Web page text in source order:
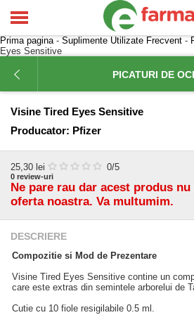
Prima pagina- Suplimente Utilizate Frecvent -
Eyes Sensitive
PICATURI DE
Visine Tired Eyes Sensitive
Producator: Pfizer
25,30 lei 0/5
0 review-uri
Ne pare rau dar acest produs
oferta noastra. Va multumim.
DESCRIERE
Compozitie si Mod de Prezentare
Visine Tired Eyes Sensitive contine un
care este extras din semintele arborelui de
Cutie cu 10 fiole resigilabile 0.5 ml.